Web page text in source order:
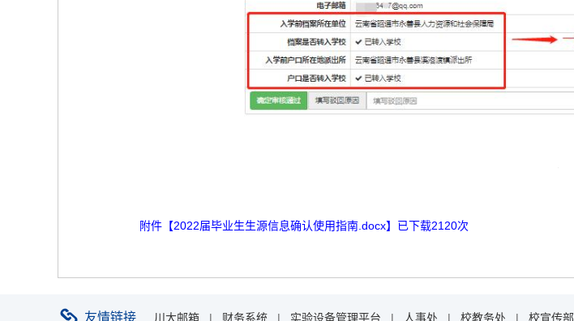
附件【2022届毕业生生源信息确认使用指南.docx】已下载2120次
友情链接 川大邮箱 | 财务系统 | 实验设备管理平台 | 人事处 | 校教务处 | 校宣传部